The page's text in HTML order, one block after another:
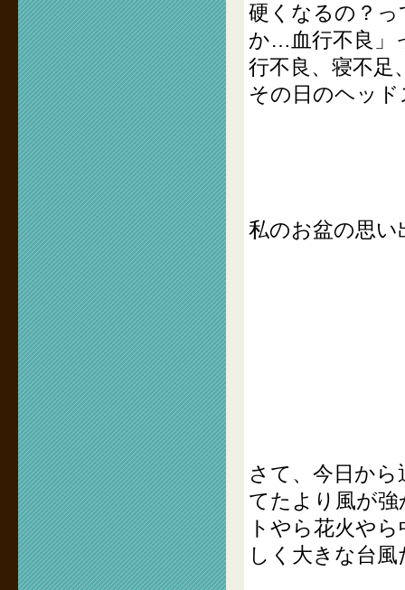
硬くなるの？っ
か…血行不良」
行不良、寝不
その日のヘッ
私のお盆の思
さて、今日か
てたより風が
トやら花火や
しく大きな台